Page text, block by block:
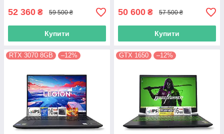
52 360 ₴ 59 500 ₴
Купити
50 600 ₴ 57 500 ₴
Купити
RTX 3070 8GB –12% GTX 1650 –12%